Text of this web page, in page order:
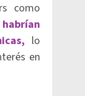
como
habrían
lo
en